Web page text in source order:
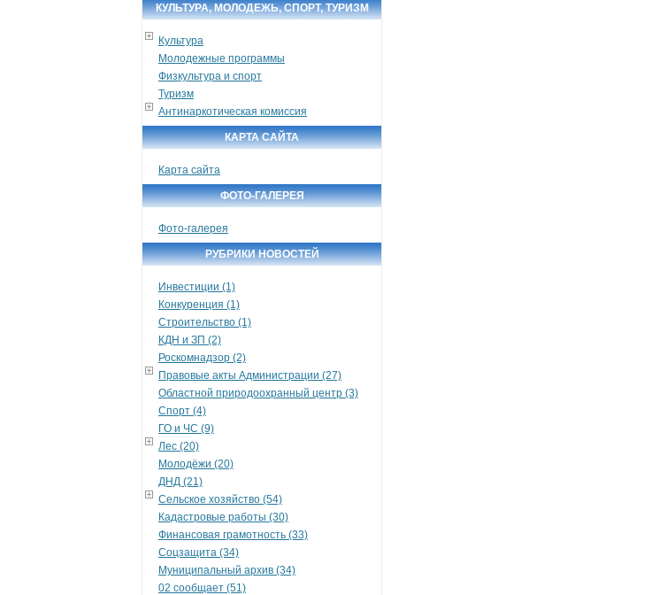
КУЛЬТУРА, МОЛОДЕЖЬ, СПОРТ, ТУРИЗМ
Культура
Молодежные программы
Физкультура и спорт
Туризм
Антинаркотическая комиссия
КАРТА САЙТА
Карта сайта
ФОТО-ГАЛЕРЕЯ
Фото-галерея
РУБРИКИ НОВОСТЕЙ
Инвестиции (1)
Конкуренция (1)
Строительство (1)
КДН и ЗП (2)
Роскомнадзор (2)
Правовые акты Администрации (27)
Областной природоохранный центр (3)
Спорт (4)
ГО и ЧС (9)
Лес (20)
Молодёжи (20)
ДНД (21)
Сельское хозяйство (54)
Кадастровые работы (30)
Финансовая грамотность (33)
Соцзащита (34)
Муниципальный архив (34)
02 сообщает (51)